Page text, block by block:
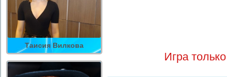
Таисия Вилкова
Игра